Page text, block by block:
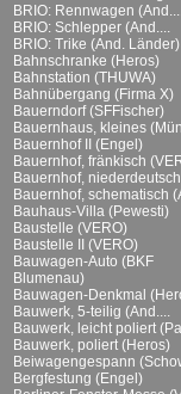
BRIO: Rennwagen
BRIO: Schlepper (And....
BRIO: Trike (And. Länder)
Bahnschranke (Heros)
Bahnstation (THUWA)
Bahnübergang (Firma X)
Bauerndorf (SFFischer)
Bauernhaus, kleines
Bauernhof II (Engel)
Bauernhof, fränkisch
Bauernhof,
Bauernhof, schematisch
Bauhaus-Villa (Pewesti)
Baustelle (VERO)
Baustelle II (VERO)
Bauwagen-Auto (BKF
Blumenau)
Bauwagen-Denkmal
Bauwerk, 5-teilig (And....
Bauwerk, leicht poliert
Bauwerk, poliert (Heros)
Beiwagengespann
Bergfestung (Engel)